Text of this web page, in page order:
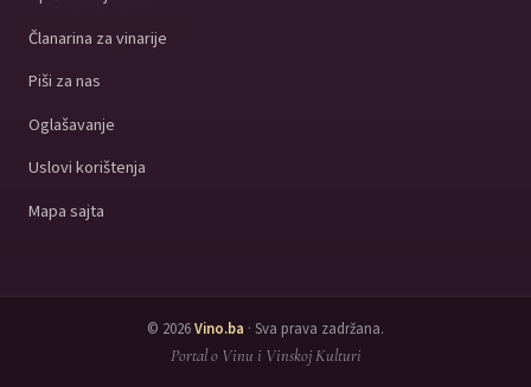
Članarina za vinarije
Piši za nas
Oglašavanje
Uslovi korištenja
Mapa sajta
© 2026Vino.ba · Sva prava zadržana.
Portal o Vinu i Vinskoj Kulturi